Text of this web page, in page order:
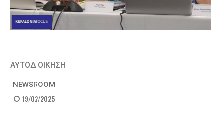
ΑΥΤΟΔΙΟΙΚΗΣΗ
NEWSROOM
19/02/2025